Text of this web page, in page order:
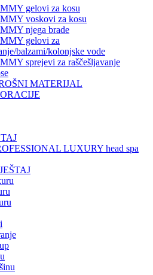
gelovi za kosu
voskovi za kosu
njega brade
gelovi za
balzami/kolonjske vode
sprejevi za raščešljavanje
MATERIJAL
LUXURY head spa